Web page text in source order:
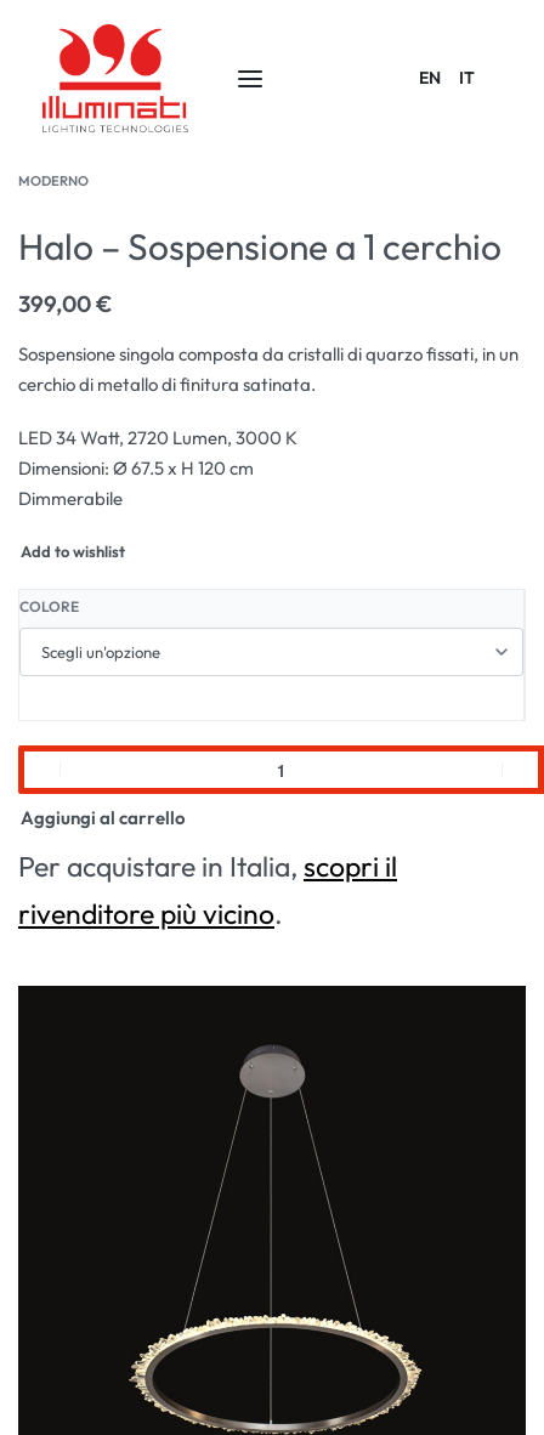
EN IT
MODERNO
Halo – Sospensione a 1 cerchio
399,00€
Sospensione singola composta da cristalli di quarzo fissati, in un
cerchio di metallo di finitura satinata.
LED 34 Watt, 2720 Lumen, 3000 K
Dimensioni: Ø 67.5 x H 120 cm
Dimmerabile
Add to wishlist
COLORE
Aggiungi al carrello
Per acquistare in Italia, scopri il
rivenditore più vicino.